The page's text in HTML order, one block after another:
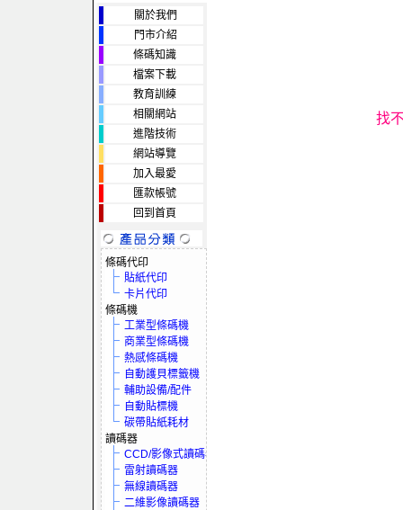
關於我們
門市介紹
條碼知識
檔案下載
教育訓練
相關網站
進階技術
網站導覽
加入最愛
匯款帳號
回到首頁
條碼代印
貼紙代印
卡片代印
條碼機
工業型條碼機
商業型條碼機
熱感條碼機
自動護貝標籤機
輔助設備/配件
自動貼標機
碳帶貼紙耗材
讀碼器
CCD/影像式讀碼器
雷射讀碼器
無線讀碼器
二維影像讀碼器
找